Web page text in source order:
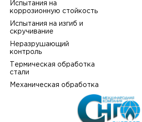
Испытания на
коррозионную стойкость
Испытания на изгиб и
скручивание
Неразрушающий
контроль
Термическая обработка
стали
Механическая обработка